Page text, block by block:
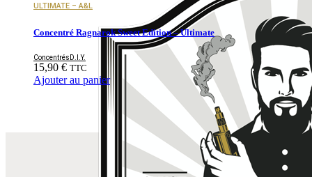
ULTIMATE – A&L
Concentré Ragnarok Sweet Edition – Ultimate
Concentrés D.I.Y.
15,90 € TTC
Ajouter au panier